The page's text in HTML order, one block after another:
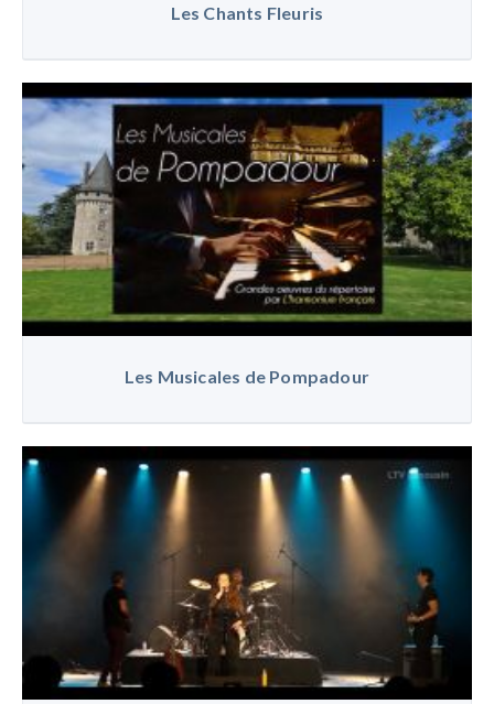
Les Chants Fleuris
Les Musicales de Pompadour